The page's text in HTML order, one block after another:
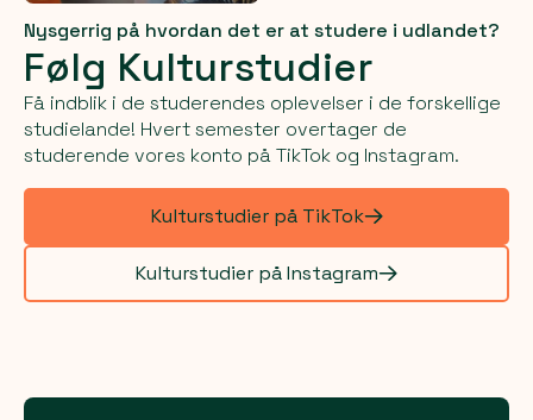
Nysgerrig på hvordan det er at studere i udlandet?
Følg Kulturstudier
Få indblik i de studerendes oplevelser i de forskellige
studielande! Hvert semester overtager de
studerende vores konto på TikTok og Instagram.
Kulturstudier på TikTok
Kulturstudier på Instagram